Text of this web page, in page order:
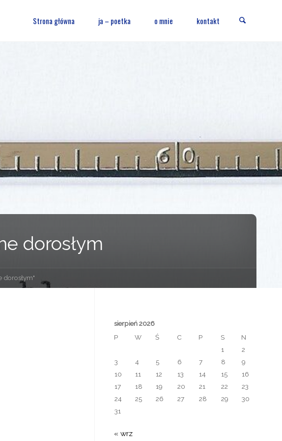
Strona główna ja – poetka o mnie kontakt
dorosłym
dorosłym"
sierpień 2026
P
W Ś C P S
N
1
2
3
4 5 6 7 8
9
10
11 12 13 14 15
16
17
18 19 20 21 22
23
24
25 26 27 28 29
30
31
« wrz